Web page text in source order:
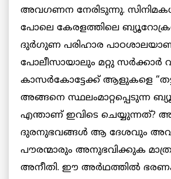
അവഗണന നേരിടുന്നു.
പോലെ കേരളത്തിലെ
ദുർഗുണ പരിഹാര
പോലീസായാലും മറ്റു സര്‍ക്കാര്‍
കാസര്‍കോട്ടേക്ക് ആളുകളെ
അങ്ങനെ സ്ഥലംമാറ്റപ്പെടുന്ന
എന്താണ് ഇവിടെ ചെയ്യുന്നത്?
ദുരനുഭവങ്ങൾ ആ ദേശവും
പൗരന്മാരും അനുഭവിക്കുക
അനീതി. ഈ അർഥത്തില്‍